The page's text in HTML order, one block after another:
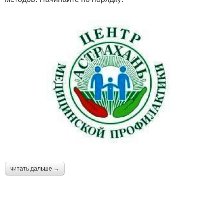
читать дальше →